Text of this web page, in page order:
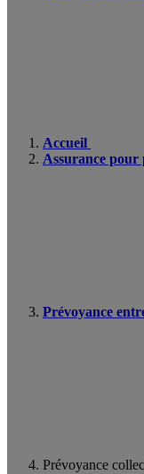
Accueil
Assurance pour
Prévoyance
Prévoyance